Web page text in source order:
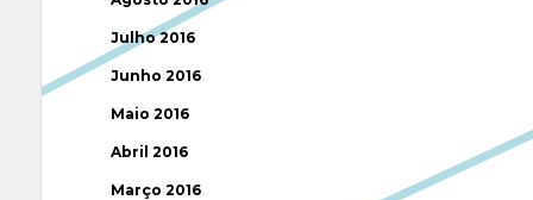
Julho 2016
Junho 2016
Maio 2016
Abril 2016
Março 2016